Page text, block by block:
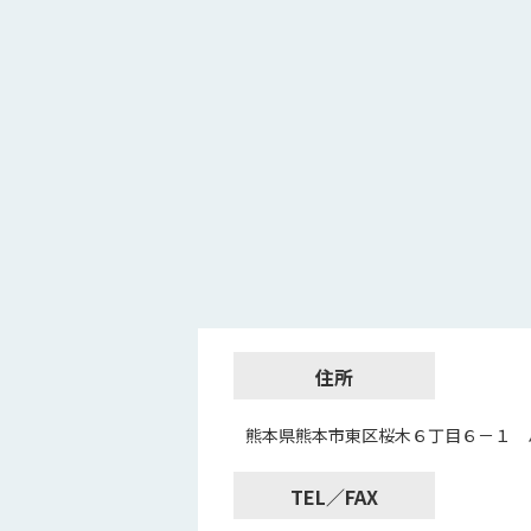
住所
熊本県熊本市東区桜木６丁目６－１
TEL／FAX